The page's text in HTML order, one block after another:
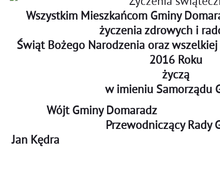
Wszystkim Mieszkańcom Gminy
życzenia zdrowych i
Świąt Bożego Narodzenia oraz
2016 Roku
życzą
w imieniu Samorządu
Wójt Gminy
Przewodniczący Rady
Jan Kędra